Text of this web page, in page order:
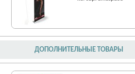
ДОПОЛНИТЕЛЬНЫЕ ТОВАРЫ